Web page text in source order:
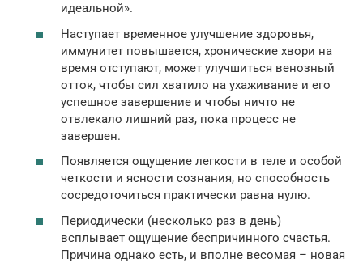
идеальной».
Наступает временное улучшение здоровья,
иммунитет повышается, хронические хвори на
время отступают, может улучшиться венозный
отток, чтобы сил хватило на ухаживание и его
успешное завершение и чтобы ничто не
отвлекало лишний раз, пока процесс не
завершен.
Появляется ощущение легкости в теле и особой
четкости и ясности сознания, но способность
сосредоточиться практически равна нулю.
Периодически (несколько раз в день)
всплывает ощущение беспричинного счастья.
Причина однако есть, и вполне весомая – новая